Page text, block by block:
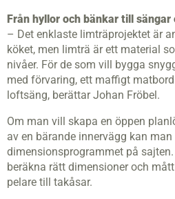
Från hyllor och bänkar till sängar
– Det enklaste limträprojektet är
köket, men limträ är ett material
nivåer. För de som vill bygga
med förvaring, ett maffigt
loftsäng, berättar Johan Fröbel.
Om man vill skapa en öppen
av en bärande innervägg kan
dimensionsprogrammet på
beräkna rätt dimensioner och
pelare till takåsar.